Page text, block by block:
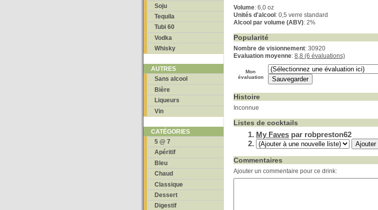
Soju
Tequila
Tubi 60
Vodka
Whisky
AUTRES
Sans alcool
Bière
Liqueurs
Vin
CATÉGORIES
5 @ 7
Apéritif
Bleu
Chaud
Classique
Dessert
Digestif
Volume: 6,0 oz
Unités d'alcool : 0,5 verre standard
Alcool par volume (ABV): 2%
Popularité
Nombre de visionnement: 30920
Evaluation moyenne: 8,8 (6 évaluations)
Mon
évaluation
Histoire
Inconnue
Listes de cocktails
My Faves par robpreston62
Commentaires
Ajouter un commentaire pour ce drink: